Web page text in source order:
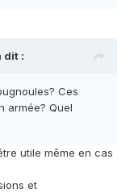
dit :
Ces
armée? Quel
utile même en cas
et